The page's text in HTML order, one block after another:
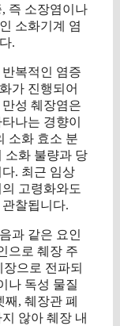
즉 소장염이나
소화기계 염
.
복적인 염증
가 진행되어
성 췌장염은
나는 경향이
소화 효소 분
소화 불량과 당
. 최근 임상
고령화와도
찰됩니다.
과 같은 요인
으로 췌장 주
으로 전파되
나 독성 물질
, 췌장관 폐
않아 췌장 내